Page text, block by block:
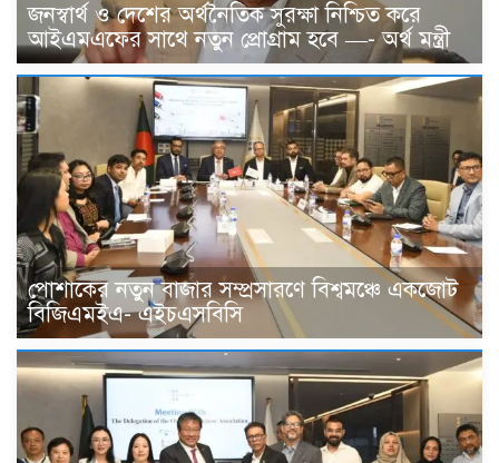
জনস্বার্থ ও দেশের অর্থনৈতিক সুরক্ষা নিশ্চিত করে
আইএমএফের সাথে নতুন প্রোগ্রাম হবে —- অর্থ মন্ত্রী
পোশাকের নতুন বাজার সম্প্রসারণে বিশ্বমঞ্চে একজোট
বিজিএমইএ- এইচএসবিসি